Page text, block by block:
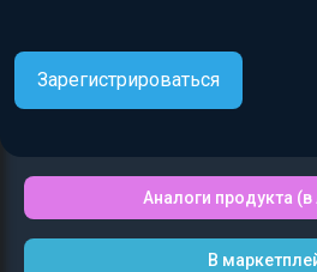
Зарегистрироваться
Аналоги продукта (в
В